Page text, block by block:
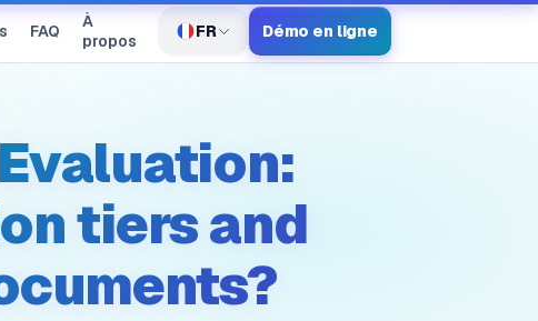
FAQ
À
propos
Sélecteur de langue
FR Démo en ligne
tiers and